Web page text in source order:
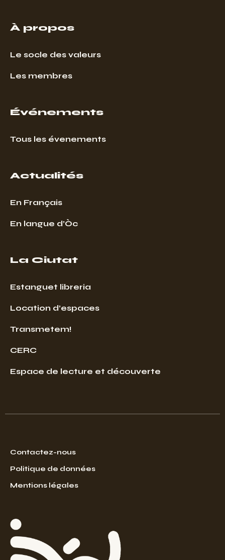
À propos
Le socle des valeurs
Les membres
Événements
Tous les évenements
Actualités
En Français
En langue d’Òc
La Ciutat
Estanguet libreria
Location d’espaces
Transmetem!
CERC
Espace de lecture et découverte
Contactez-nous
Politique de données
Mentions légales